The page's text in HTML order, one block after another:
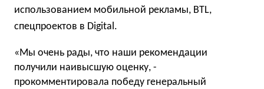
использованием мобильной рекламы, BTL,
спецпроектов в Digital.
«Мы очень рады, что наши рекомендации
получили наивысшую оценку, -
прокомментировала победу генеральный